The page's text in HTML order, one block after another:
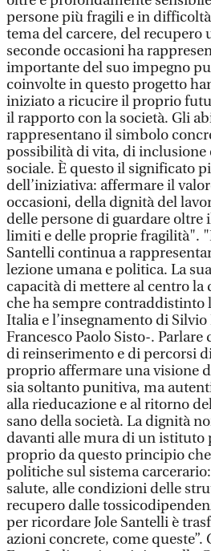
persone più fragili e in
tema del carcere, del recupero
seconde occasioni ha
importante del suo impegno
coinvolte in questo progetto
iniziato a ricucire il proprio
il rapporto con la società. Gli
rappresentano il simbolo
possibilità di vita, di inclusione
sociale. È questo il significato
dell’iniziativa: affermare il
occasioni, della dignità del
delle persone di guardare
limiti e delle proprie fragilità".
Santelli continua a
lezione umana e politica. La
capacità di mettere al centro la
che ha sempre contraddistinto
Italia e l’insegnamento di
Francesco Paolo Sisto-. Parlare
di reinserimento e di percorsi
proprio affermare una visione
sia soltanto punitiva, ma
alla rieducazione e al ritorno
sano della società. La dignità
davanti alle mura di un istituto
proprio da questo principio
politiche sul sistema
salute, alle condizioni delle
recupero dalle
per ricordare Jole Santelli è
azioni concrete, come queste”.